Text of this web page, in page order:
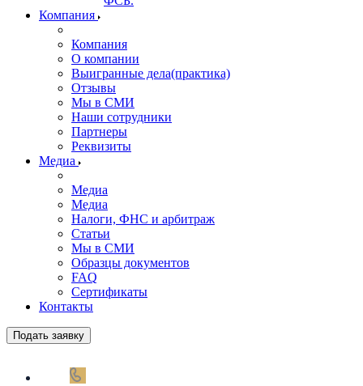
Компания
Компания
О компании
Выигранные дела(практика)
Отзывы
Мы в СМИ
Наши сотрудники
Партнеры
Реквизиты
Медиа
Медиа
Медиа
Налоги, ФНС и арбитраж
Статьи
Мы в СМИ
Образцы документов
FAQ
Сертификаты
Контакты
Подать заявку